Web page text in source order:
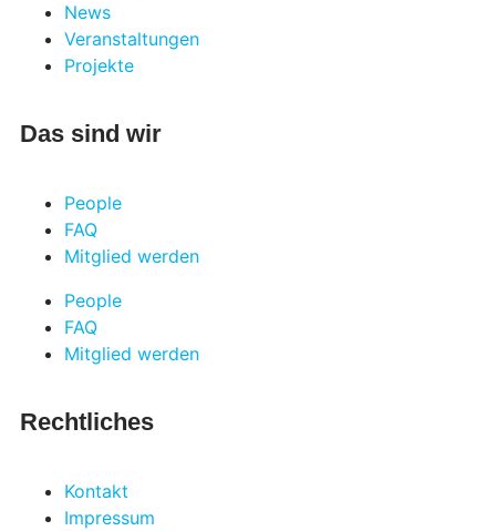
News
Veranstaltungen
Projekte
Das sind wir
People
FAQ
Mitglied werden
People
FAQ
Mitglied werden
Rechtliches
Kontakt
Impressum